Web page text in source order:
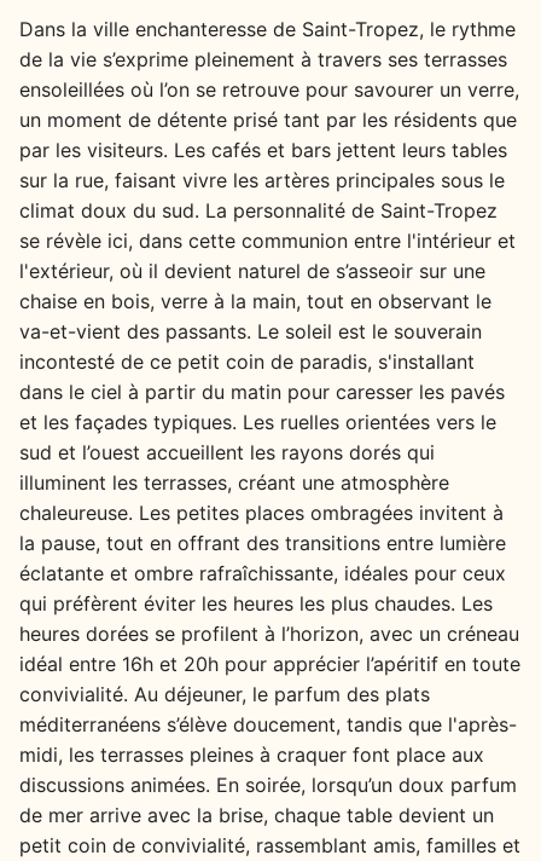
Dans la ville enchanteresse de Saint-Tropez, le rythme
de la vie s’exprime pleinement à travers ses terrasses
ensoleillées où l’on se retrouve pour savourer un verre,
un moment de détente prisé tant par les résidents que
par les visiteurs. Les cafés et bars jettent leurs tables
sur la rue, faisant vivre les artères principales sous le
climat doux du sud. La personnalité de Saint-Tropez
se révèle ici, dans cette communion entre l'intérieur et
l'extérieur, où il devient naturel de s’asseoir sur une
chaise en bois, verre à la main, tout en observant le
va-et-vient des passants. Le soleil est le souverain
incontesté de ce petit coin de paradis, s'installant
dans le ciel à partir du matin pour caresser les pavés
et les façades typiques. Les ruelles orientées vers le
sud et l’ouest accueillent les rayons dorés qui
illuminent les terrasses, créant une atmosphère
chaleureuse. Les petites places ombragées invitent à
la pause, tout en offrant des transitions entre lumière
éclatante et ombre rafraîchissante, idéales pour ceux
qui préfèrent éviter les heures les plus chaudes. Les
heures dorées se profilent à l’horizon, avec un créneau
idéal entre 16h et 20h pour apprécier l’apéritif en toute
convivialité. Au déjeuner, le parfum des plats
méditerranéens s’élève doucement, tandis que l'après-
midi, les terrasses pleines à craquer font place aux
discussions animées. En soirée, lorsqu’un doux parfum
de mer arrive avec la brise, chaque table devient un
petit coin de convivialité, rassemblant amis, familles et